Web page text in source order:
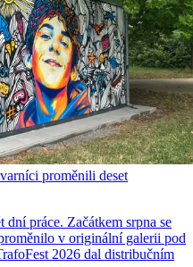
proměnili deset
dní práce. Začátkem srpna se
v originální galerii pod
2026 dal distribučním